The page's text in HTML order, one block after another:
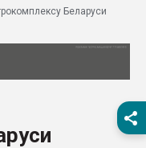
Помощь в подборе
Вакуум-формовочные
первый план в
Беларуси